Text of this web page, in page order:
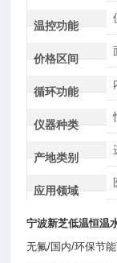
温控功能
价格区间
循环功能
仪器种类
产地类别
应用领域
宁波新芝低温恒温
无氟/国内/环保节